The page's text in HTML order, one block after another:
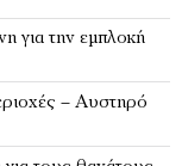
για την εμπλοκή
– Αυστηρό